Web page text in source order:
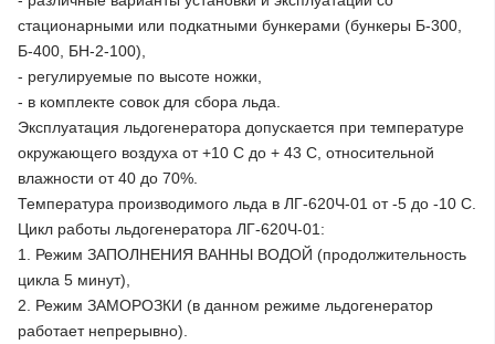
стационарными или подкатными бункерами (бункеры Б-300,
Б-400, БН-2-100),
- регулируемые по высоте ножки,
- в комплекте совок для сбора льда.
Эксплуатация льдогенератора допускается при температуре
окружающего воздуха от +10 С до + 43 С, относительной
влажности от 40 до 70%.
Температура производимого льда в ЛГ-620Ч-01 от -5 до -10 С.
Цикл работы льдогенератора ЛГ-620Ч-01:
1. Режим ЗАПОЛНЕНИЯ ВАННЫ ВОДОЙ (продолжительность
цикла 5 минут),
2. Режим ЗАМОРОЗКИ (в данном режиме льдогенератор
работает непрерывно).